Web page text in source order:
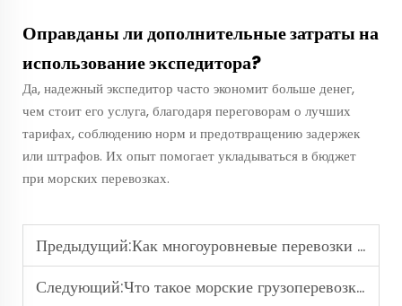
Оправданы ли дополнительные затраты на
использование экспедитора?
Да, надежный экспедитор часто экономит больше денег,
чем стоит его услуга, благодаря переговорам о лучших
тарифах, соблюдению норм и предотвращению задержек
или штрафов. Их опыт помогает укладываться в бюджет
при морских перевозках.
Предыдущий:Как многоуровневые перевозки повышают эффективность логистики?
Следующий:Что такое морские грузоперевозки и почему они важны для мировой торговли?